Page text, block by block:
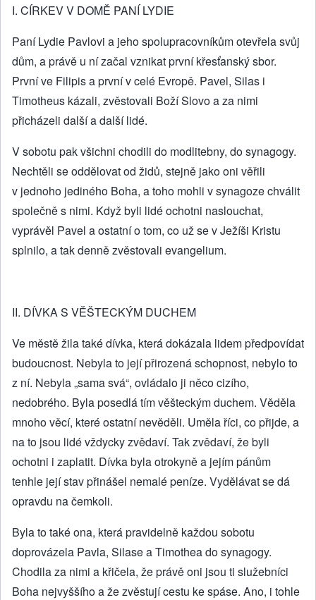
I. CÍRKEV V DOMĚ PANÍ LYDIE
Paní Lydie Pavlovi a jeho spolupracovníkům otevřela svůj
dům, a právě u ní začal vznikat první křesťanský sbor.
První ve Filipis a první v celé Evropě. Pavel, Silas i
Timotheus kázali, zvěstovali Boží Slovo a za nimi
přicházeli další a další lidé.
V sobotu pak všichni chodili do modlitebny, do synagogy.
Nechtěli se oddělovat od židů, stejně jako oni věřili
v jednoho jediného Boha, a toho mohli v synagoze chválit
společně s nimi. Když byli lidé ochotni naslouchat,
vyprávěl Pavel a ostatní o tom, co už se v Ježíši Kristu
splnilo, a tak denně zvěstovali evangelium.
II. DÍVKA S VĚŠTECKÝM DUCHEM
Ve městě žila také dívka, která dokázala lidem předpovídat
budoucnost. Nebyla to její přirozená schopnost, nebylo to
z ní. Nebyla „sama svá“, ovládalo ji něco cizího,
nedobrého. Byla posedlá tím věšteckým duchem. Věděla
mnoho věcí, které ostatní nevěděli. Uměla říci, co přijde, a
na to jsou lidé vždycky zvědaví. Tak zvědaví, že byli
ochotni i zaplatit. Dívka byla otrokyně a jejím pánům
tenhle její stav přinášel nemalé peníze. Vydělávat se dá
opravdu na čemkoli.
Byla to také ona, která pravidelně každou sobotu
doprovázela Pavla, Silase a Timothea do synagogy.
Chodila za nimi a křičela, že právě oni jsou ti služebníci
Boha nejvyššího a že zvěstují cestu ke spáse. Ano, i tohle